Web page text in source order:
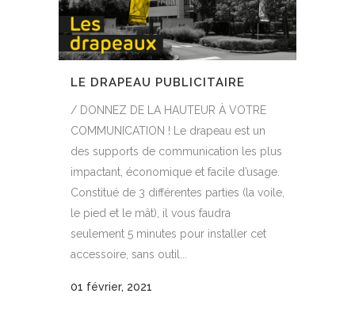
LE DRAPEAU PUBLICITAIRE
/ DONNEZ DE LA HAUTEUR À VOTRE
COMMUNICATION ! Le drapeau est un
des supports de communication les plus
impactant, économique et facile d’usage.
Constitué de 3 différentes parties (la voile,
le pied et le mât), il vous faudra
seulement 5 minutes pour installer cet
accessoire, sans outil...
01 février, 2021